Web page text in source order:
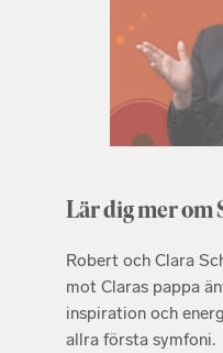
Lär dig mer om
Robert och Clara
mot Claras pappa
inspiration och
allra första symfoni.